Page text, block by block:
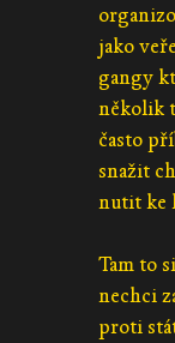
jako
gangy
několik
často
snažit
nutit ke
Tam to
nechci
proti